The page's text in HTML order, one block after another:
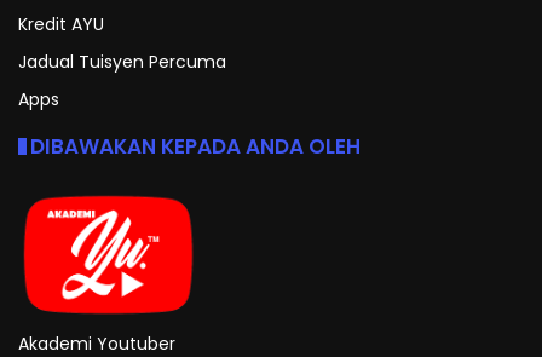
Kredit AYU
Jadual Tuisyen Percuma
Apps
DIBAWAKAN KEPADA ANDA OLEH
Akademi Youtuber